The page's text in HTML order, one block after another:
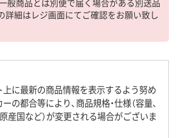
詳細はレジ画面にてご確認をお願い致し
上に最新の商品情報を表示するよう努め
の都合等により、商品規格・仕様（容量、
産国など）が変更される場合がございま